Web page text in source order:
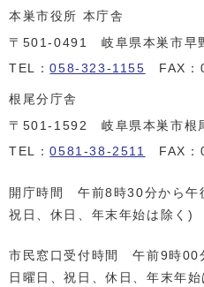
本巣市役所 本庁舎
〒501-0491 岐阜県本巣市早
TEL：058-323-1155 FAX：
根尾分庁舎
〒501-1592 岐阜県本巣市根
TEL：0581-38-2511 FAX：
開庁時間 午前8時30分から午
祝日、休日、年末年始は除く)
市民窓口受付時間 午前9時00
日曜日、祝日、休日、年末年